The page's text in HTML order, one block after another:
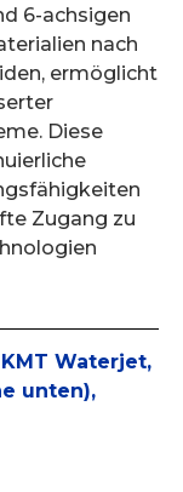
6-achsigen
nach
ermöglicht
Diese
Zugang zu
Waterjet,
unten),